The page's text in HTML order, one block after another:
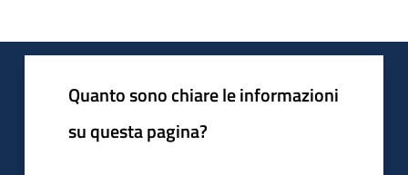
Quanto sono chiare le informazioni
su questa pagina?